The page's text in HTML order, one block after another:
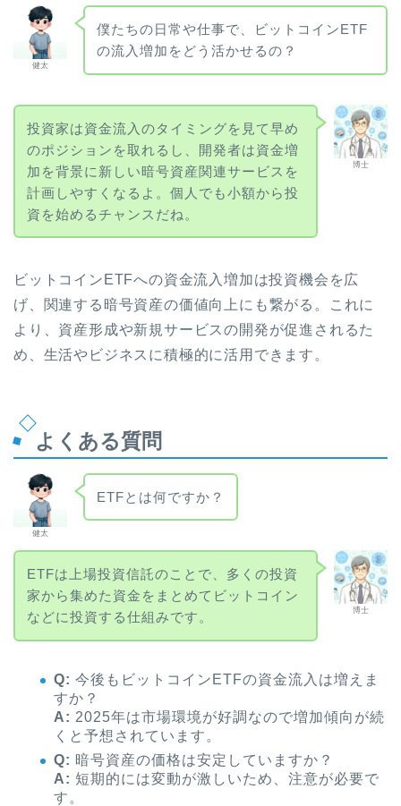
健太
僕たちの日常や仕事で、ビットコインETF
の流入増加をどう活かせるの？
博士
投資家は資金流入のタイミングを見て早め
のポジションを取れるし、開発者は資金増
加を背景に新しい暗号資産関連サービスを
計画しやすくなるよ。個人でも小額から投
資を始めるチャンスだね。
ビットコインETFへの資金流入増加は投資機会を広
げ、関連する暗号資産の価値向上にも繋がる。これに
より、資産形成や新規サービスの開発が促進されるた
め、生活やビジネスに積極的に活用できます。
よくある質問
健太
ETFとは何ですか？
博士
ETFは上場投資信託のことで、多くの投資
家から集めた資金をまとめてビットコイン
などに投資する仕組みです。
Q: 今後もビットコインETFの資金流入は増えま
すか？
A: 2025年は市場環境が好調なので増加傾向が続
くと予想されています。
Q: 暗号資産の価格は安定していますか？
A: 短期的には変動が激しいため、注意が必要で
す。